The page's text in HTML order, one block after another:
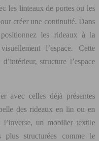
les linteaux de portes ou les
créer une continuité. Dans
les rideaux à la
l’espace. Cette
structure l’espace
avec celles déjà présentes
des rideaux en lin ou en
un mobilier textile
plus structurées comme le